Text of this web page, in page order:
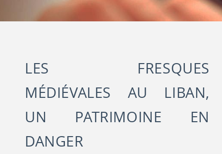
LES FRESQUES
MÉDIÉVALES AU LIBAN,
UN PATRIMOINE EN
DANGER